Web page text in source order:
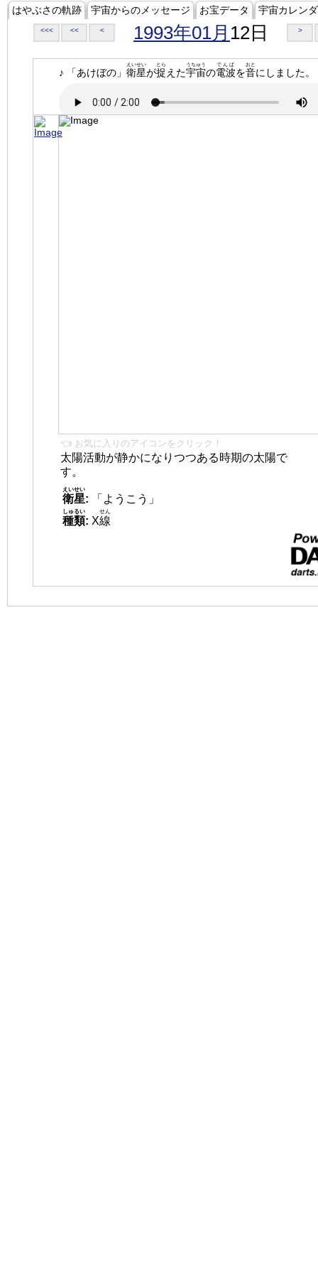
はやぶさの軌跡 宇宙からのメッセージ お宝データ 宇宙カレン
<<< << < 1993年01月 12日 >
♪ 「あけぼの」 衛星
えいせい
が捉
とら
えた宇宙
うちゅう
の電波
でんぱ
を音
おと
にしました。
👈 お気に入りのアイコンをクリック！
太陽活動が静かになりつつある時期の太陽で
す。
衛星
えいせい
:
「ようこう」
種類
しゅるい
: X線
せん